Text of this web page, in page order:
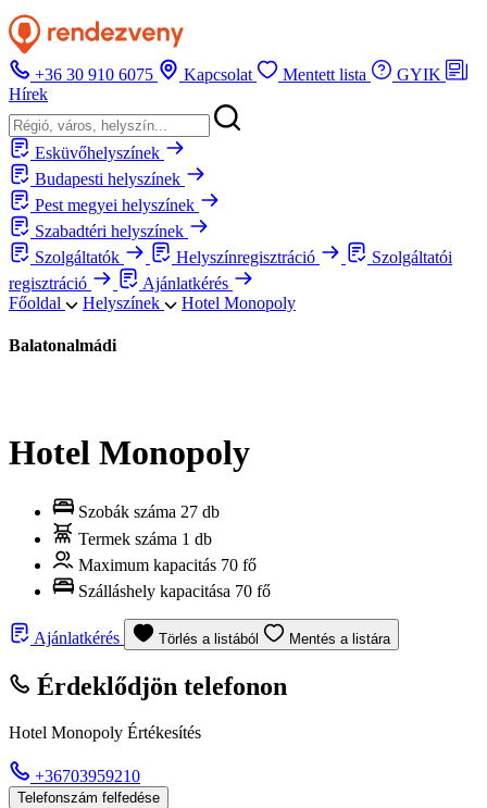
+36 30 910 6075 Kapcsolat Mentett lista
GYIK
Hírek
Esküvőhelyszínek
Budapesti helyszínek
Pest megyei helyszínek
Szabadtéri helyszínek
Szolgáltatók
Helyszínregisztráció
Szolgáltatói
regisztráció
Ajánlatkérés
Főoldal
Helyszínek Hotel Monopoly
Balatonalmádi
Hotel Monopoly
Szobák száma 27 db
Termek száma 1 db
Maximum kapacitás 70 fő
Szálláshely kapacitása 70 fő
Ajánlatkérés Törlés a listából Mentés a listára
Érdeklődjön telefonon
Hotel Monopoly Értékesítés
+36703959210
Telefonszám felfedése